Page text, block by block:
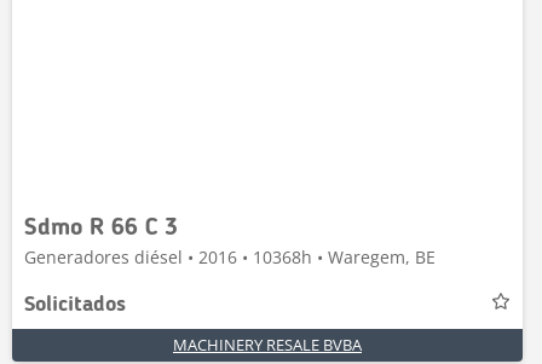
Sdmo R 66 C 3
Generadores diésel • 2016 • 10368h • Waregem, BE
Solicitados
MACHINERY RESALE BVBA